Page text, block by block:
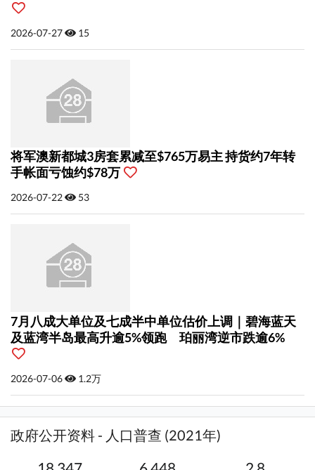
2026-07-27 15
将军澳新都城3房套累减至$765万易主 持货约7年转
手帐面亏蚀约$78万
2026-07-22 53
7月八成大单位及七成半中单位估价上调｜碧海蓝天
及蓝湾半岛最高升逾5%领跑 珀丽湾逆市跌逾6%
2026-07-06 1.2万
政府公开资料 - 人口普查 (2021年)